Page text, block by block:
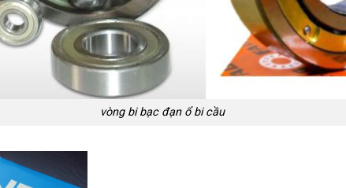
vòng bi bạc đạn ổ bi cầu